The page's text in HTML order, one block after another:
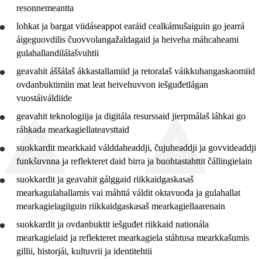
7. ceahkki
10. ceahkki
Jo2 FO
Jo2 SO
Jo3 lasáhus
resonnemeantta
lohkat ja bargat viidáseappot earáid cealkámušaiguin go jearrá
áigeguovdilis čuovvolangažaldagaid ja heiveha máhcaheami
gulahallandilálašvuhtii
geavahit áššálaš ákkastallamiid ja retoralaš váikkuhangaskaomiid
ovdanbuktimiin mat leat heivehuvvon iešguđetlágan
vuostáiváldiide
geavahit teknologiija ja digitála resurssaid jierpmálaš láhkai go
ráhkada mearkagiellateavsttaid
suokkardit mearkkaid válddaheaddji, čujuheaddji ja govvideaddji
funkšuvnna ja reflekteret daid birra ja buohtastahttit čállingielain
suokkardit ja geavahit gálggaid riikkaidgaskasaš
mearkagulahallamis vai máhttá váldit oktavuođa ja gulahallat
mearkagielagiiguin riikkaidgaskasaš mearkagiellaarenain
suokkardit ja ovdanbuktit iešguđet riikkaid nationála
mearkagielaid ja reflekteret mearkagiela stáhtusa mearkkašumis
gillii, historjái, kultuvrii ja identitehtii